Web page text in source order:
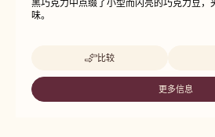
黑巧克力中点缀了小型而闪亮的巧克力豆，
味。
比较
-
CRISPEARLS™
更多信息
-